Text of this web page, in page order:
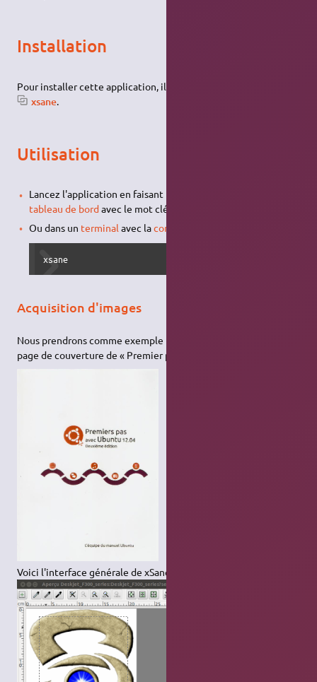
Installation
Pour installer cette application, il suffit d'
xsane.
Utilisation
Lancez l'application en faisant une recherche depuis votre
tableau de bordavec le mot clé
Ou dans un terminal avec lacommande
xsane
Acquisition d'images
Nous prendrons comme exemple la page ci-contre, qui est la
page de couverture de « Premier pas avec Ubuntu ».
Voici l'interface générale de xSane :